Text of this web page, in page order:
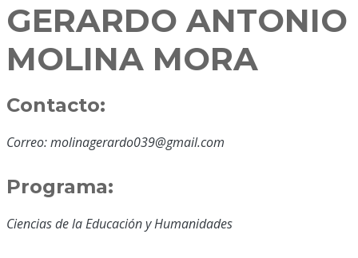
GERARDO ANTONIO
MOLINA MORA
Contacto:
Correo: molinagerardo039@gmail.com
Programa:
Ciencias de la Educación y Humanidades